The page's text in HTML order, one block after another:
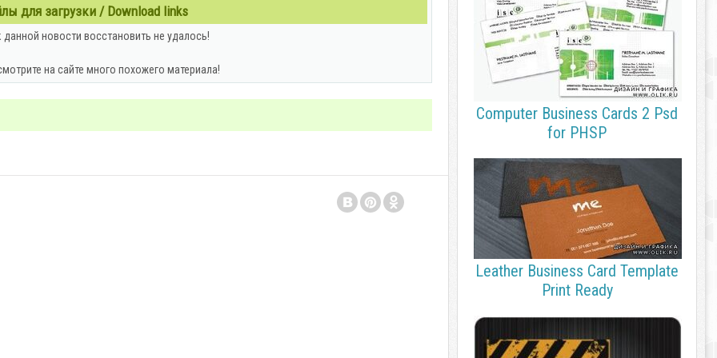
для загрузки / Download links
новости восстановить не удалось!
на сайте много похожего материала!
Computer Business Cards 2 Psd
for PHSP
Leather Business Card Template
Print Ready